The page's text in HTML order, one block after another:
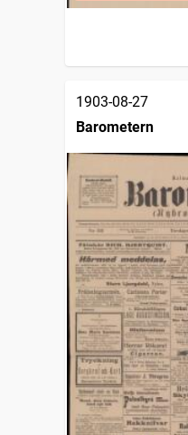
1903-08-27
Barometern